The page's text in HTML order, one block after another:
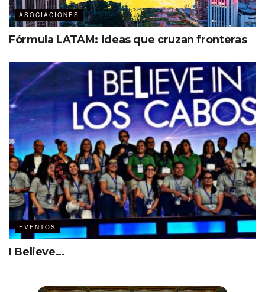
“Sigamos construyendo, que esta
vibra y sororidad no quede en un
evento. Sembremos esta semilla,
impulsemos esta magia y este poder
de apoyarnos entre mujeres; que
transmitámoslo a otras mujeres, a
ASOCIACIONES
Fórmula LATAM: ideas que cruzan fronteras
EVENTOS
I Believe…